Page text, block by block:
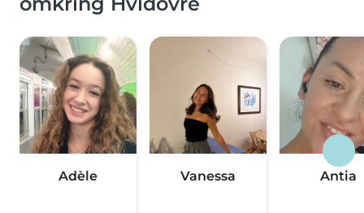
Adèle Vanessa Antia